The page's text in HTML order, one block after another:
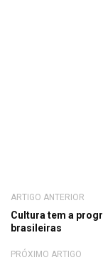
ARTIGO ANTERIOR
Cultura tem a
brasileiras
PRÓXIMO ARTIGO